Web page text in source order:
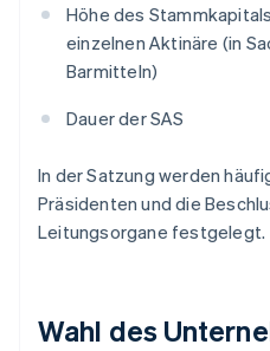
Höhe des
einzelnen Aktinäre (in
Barmitteln)
Dauer der SAS
In der Satzung werden
Präsidenten und die
Leitungsorgane festgelegt.
Wahl des